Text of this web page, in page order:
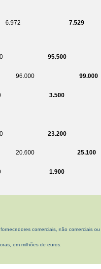
6.972 7.529
96.000
95.500
99.000
3.500
20.600
23.200
25.100
1.900
comerciais, não comerciais
em milhões de euros.